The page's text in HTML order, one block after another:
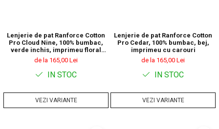
Lenjerie de pat Ranforce Cotton
Pro Cloud Nine, 100% bumbac,
verde inchis, imprimeu floral
decorativ
de la 165,00 Lei
IN STOC
VEZI VARIANTE
Lenjerie de pat Ranforce Cotton
Pro Cedar, 100% bumbac, bej,
imprimeu cu carouri
de la 165,00 Lei
IN STOC
VEZI VARIANTE